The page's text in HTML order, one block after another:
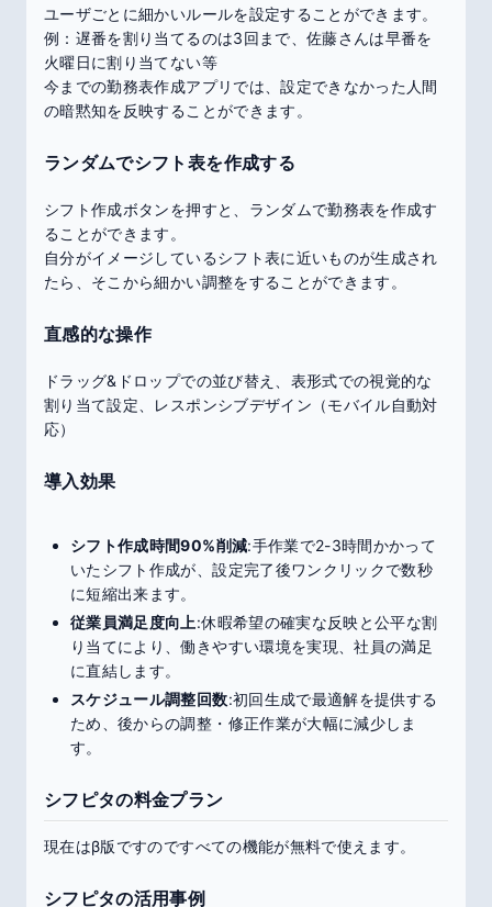
ユーザごとに細かいルールを設定することができます。
例：遅番を割り当てるのは3回まで、佐藤さんは早番を
火曜日に割り当てない等
今までの勤務表作成アプリでは、設定できなかった人間
の暗黙知を反映することができます。
ランダムでシフト表を作成する
シフト作成ボタンを押すと、ランダムで勤務表を作成す
ることができます。
自分がイメージしているシフト表に近いものが生成され
たら、そこから細かい調整をすることができます。
直感的な操作
ドラッグ&ドロップでの並び替え、表形式での視覚的な
割り当て設定、レスポンシブデザイン（モバイル自動対
応）
導入効果
シフト作成時間90%削減:手作業で2-3時間かかって
いたシフト作成が、設定完了後ワンクリックで数秒
に短縮出来ます。
従業員満足度向上:休暇希望の確実な反映と公平な割
り当てにより、働きやすい環境を実現、社員の満足
に直結します。
スケジュール調整回数:初回生成で最適解を提供する
ため、後からの調整・修正作業が大幅に減少しま
す。
シフピタの料金プラン
現在はβ版ですのですべての機能が無料で使えます。
シフピタの活用事例